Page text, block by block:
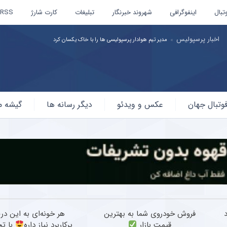
اینفوگرافی شهروند خبرنگار تبلیغات کارت شارژ RSS
اخبار استقلال و پرسپولیس سقوط پرسپولیس و جهش فوق‌العاده استقلال ؛ جدید ترین
جهان عکس و ویدئو دیگر رسانه ها گیشه
فروش خودروی شما به بهترین
هر خونه‌ای به این